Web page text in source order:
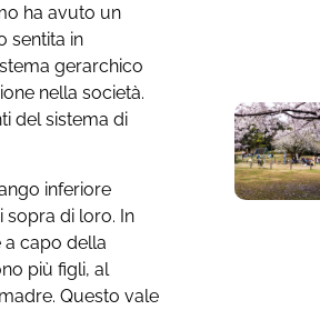
ha avuto un
sentita in
gerarchico
nella società.
del sistema di
inferiore
di loro. In
a capo della
più figli, al
Questo vale